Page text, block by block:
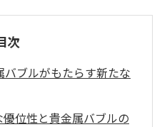
次
ブルがもたらす新たな
位性と貴金属バブルの